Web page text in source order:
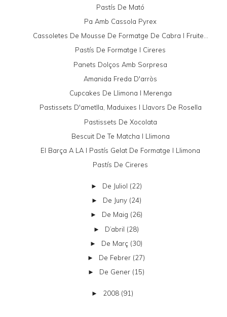
Pastís De Mató
Pa Amb Cassola Pyrex
Cassoletes De Mousse De Formatge De Cabra I Fruite...
Pastís De Formatge I Cireres
Panets Dolços Amb Sorpresa
Amanida Freda D'arròs
Cupcakes De Llimona I Merenga
Pastissets D'ametlla, Maduixes I Llavors De Rosella
Pastissets De Xocolata
Bescuit De Te Matcha I Llimona
El Barça A LA I Pastís Gelat De Formatge I Llimona
Pastís De Cireres
► De Juliol (22)
► De Juny (24)
► De Maig (26)
► D’abril (28)
► De Març (30)
► De Febrer (27)
► De Gener (15)
► 2008 (91)